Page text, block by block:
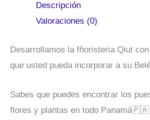
Descripción
Valoraciones (0)
Desarrollamos la fñoristeria Qiut
que usted pueda incorporar a su
Sabes que puedes encontrar los
flores y plantas en todo Panamá🇵🇦